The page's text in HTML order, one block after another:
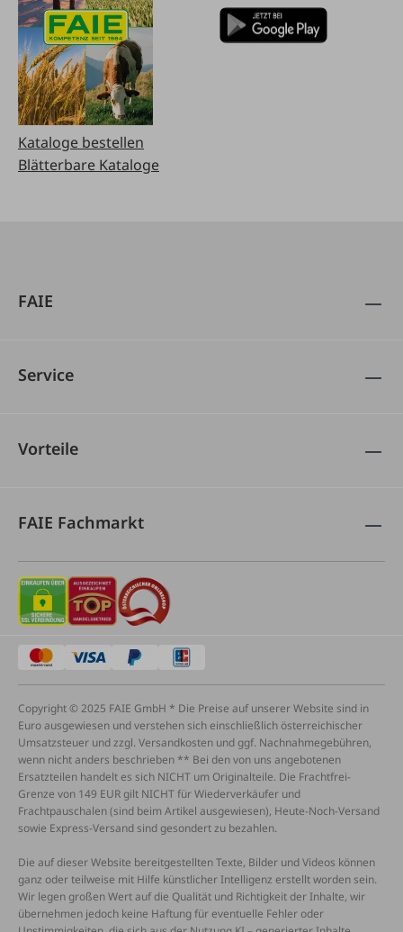
Kataloge bestellen
Blätterbare Kataloge
FAIE
Service
Vorteile
FAIE Fachmarkt
Copyright © 2025 FAIE GmbH * Die Preise auf unserer Website sind in
Euro ausgewiesen und verstehen sich einschließlich österreichischer
Umsatzsteuer und zzgl. Versandkosten und ggf. Nachnahmegebühren,
wenn nicht anders beschrieben ** Bei den von uns angebotenen
Ersatzteilen handelt es sich NICHT um Originalteile. Die Frachtfrei-
Grenze von 149 EUR gilt NICHT für Wiederverkäufer und
Frachtpauschalen (sind beim Artikel ausgewiesen), Heute-Noch-Versand
sowie Express-Versand sind gesondert zu bezahlen.
Die auf dieser Website bereitgestellten Texte, Bilder und Videos können
ganz oder teilweise mit Hilfe künstlicher Intelligenz erstellt worden sein.
Wir legen großen Wert auf die Qualität und Richtigkeit der Inhalte, wir
übernehmen jedoch keine Haftung für eventuelle Fehler oder